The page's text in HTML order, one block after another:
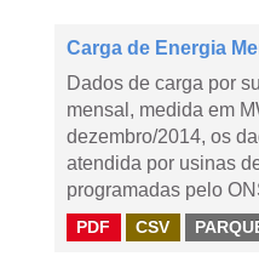
Carga de Energia
Dados de carga por
mensal, medida em
dezembro/2014, os
atendida por usinas
programadas pelo
PDF CSV